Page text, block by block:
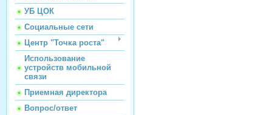
УБ ЦОК
Социальные сети
Центр "Точка роста"
Использование
устройств мобильной
связи
Приемная директора
Вопрос/ответ